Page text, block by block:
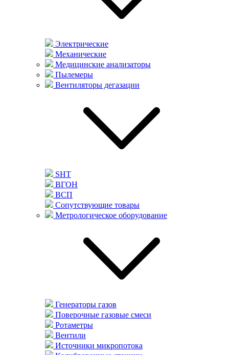
Электрические
Механические
Медицинские анализаторы
Пылемеры
Вентиляторы дегазации
SHT
ВГОН
ВСП
Сопутствующие товары
Метрологическое оборудование
Генераторы газов
Поверочные газовые смеси
Ротаметры
Вентили
Источники микропотока